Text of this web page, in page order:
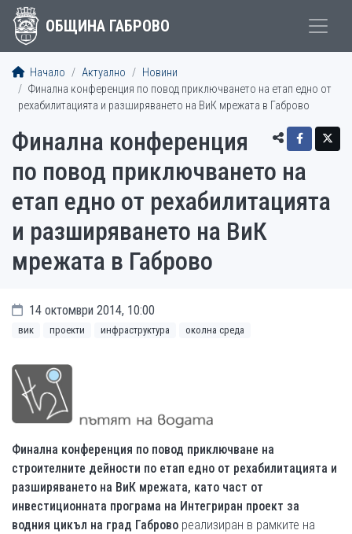
ОБЩИНА ГАБРОВО
Начало Актуално
Новини
Финална конференция по повод приключването на етап едно от
рехабилитацията и разширяването на ВиК мрежата в Габрово
Финална конференция
по повод приключването на
етап едно от рехабилитацията
и разширяването на ВиК
мрежата в Габрово
14 октомври 2014, 10:00
вик проекти инфраструктура околна среда
Финална конференция по повод приключване на
строителните дейности по етап едно от рехабилитацията и
разширяването на ВиК мрежата, като част от
инвестиционната програма на Интегриран проект за
водния цикъл на град Габрово реализиран в рамките на